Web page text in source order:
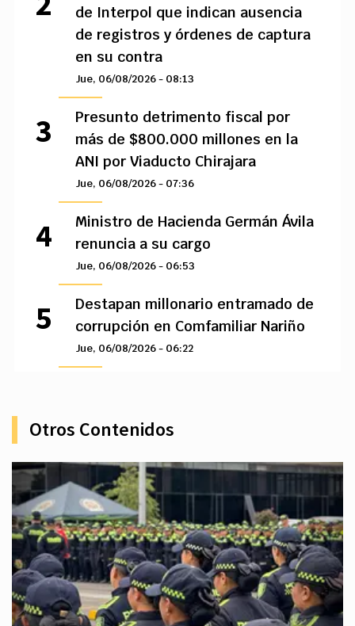
de Interpol que indican ausencia
de registros y órdenes de captura
en su contra
Jue, 06/08/2026 - 08:13
Presunto detrimento fiscal por
más de $800.000 millones en la
ANI por Viaducto Chirajara
Jue, 06/08/2026 - 07:36
Ministro de Hacienda Germán Ávila
renuncia a su cargo
Jue, 06/08/2026 - 06:53
Destapan millonario entramado de
corrupción en Comfamiliar Nariño
Jue, 06/08/2026 - 06:22
Otros Contenidos